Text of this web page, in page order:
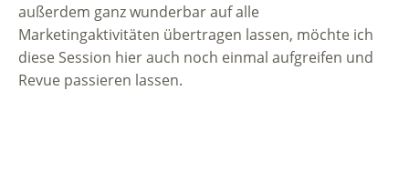
außerdem ganz wunderbar auf alle
Marketingaktivitäten übertragen lassen, möchte ich
diese Session hier auch noch einmal aufgreifen und
Revue passieren lassen.